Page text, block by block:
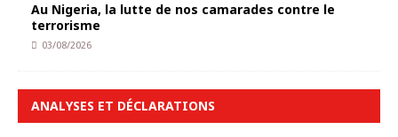
Au Nigeria, la lutte de nos camarades contre le
terrorisme
03/08/2026
ANALYSES ET DÉCLARATIONS